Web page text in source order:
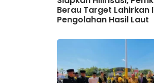
Berau Target Lahirkan
Pengolahan Hasil Laut